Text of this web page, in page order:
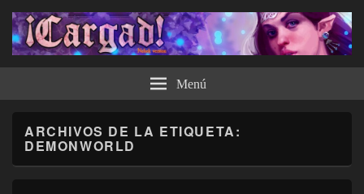
¡Cargad! Menú
ARCHIVOS DE LA ETIQUETA:
DEMONWORLD